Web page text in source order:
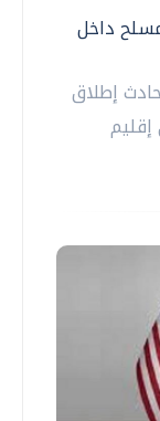
هجوم مسلح داخل
إطلاق